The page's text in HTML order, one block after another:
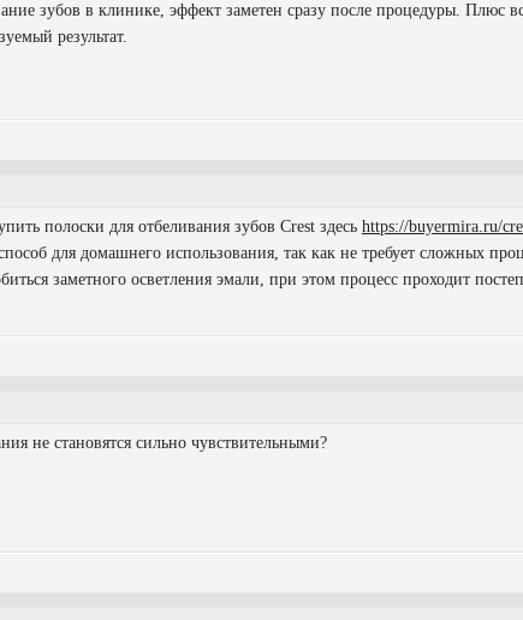
зубов в клинике, эффект заметен сразу после процедуры. Плюс
результат.
полоски для отбеливания зубов Crest здесь https://buyermira.ru/
для домашнего использования, так как не требует сложных
заметного осветления эмали, при этом процесс проходит
не становятся сильно чувствительными?